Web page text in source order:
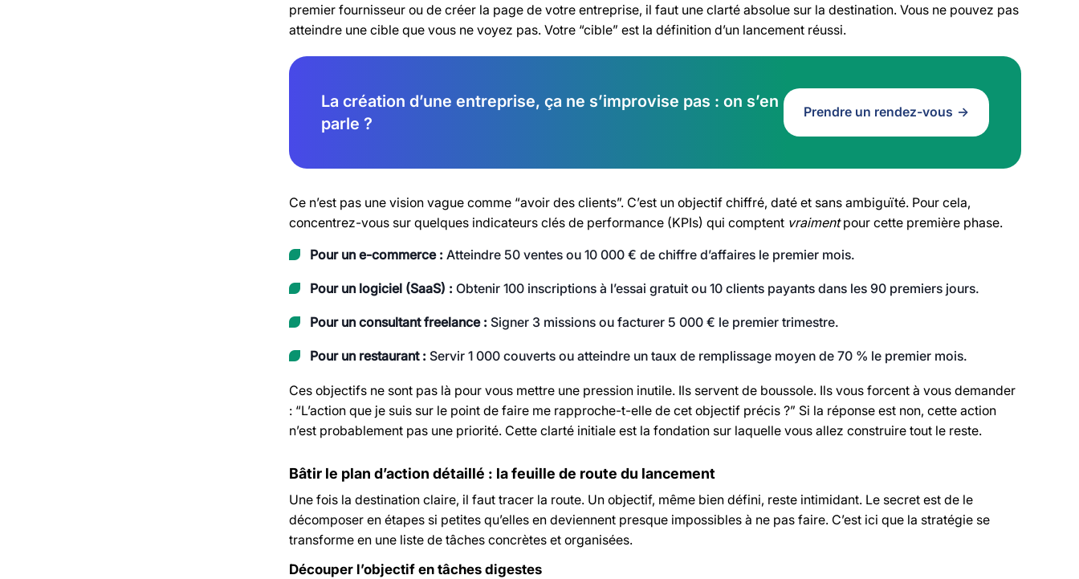
premier fournisseur ou de créer la page de votre entreprise, il faut une clarté absolue sur la destination. Vous ne pouvez pas
atteindre une cible que vous ne voyez pas. Votre “cible” est la définition d’un lancement réussi.
La création d’une entreprise, ça ne s’improvise pas : on s’en
parle ?
Prendre un rendez-vous
Ce n’est pas une vision vague comme “avoir des clients”. C’est un objectif chiffré, daté et sans ambiguïté. Pour cela,
concentrez-vous sur quelques indicateurs clés de performance (KPIs) qui comptent vraimentpour cette première phase.
Pour un e-commerce : Atteindre 50 ventes ou 10 000 € de chiffre d’affaires le premier mois.
Pour un logiciel (SaaS) : Obtenir 100 inscriptions à l’essai gratuit ou 10 clients payants dans les 90 premiers jours.
Pour un consultant freelance : Signer 3 missions ou facturer 5 000 € le premier trimestre.
Pour un restaurant : Servir 1 000 couverts ou atteindre un taux de remplissage moyen de 70 % le premier mois.
Ces objectifs ne sont pas là pour vous mettre une pression inutile. Ils servent de boussole. Ils vous forcent à vous demander
: “L’action que je suis sur le point de faire me rapproche-t-elle de cet objectif précis ?” Si la réponse est non, cette action
n’est probablement pas une priorité. Cette clarté initiale est la fondation sur laquelle vous allez construire tout le reste.
Bâtir le plan d’action détaillé : la feuille de route du lancement
Une fois la destination claire, il faut tracer la route. Un objectif, même bien défini, reste intimidant. Le secret est de le
décomposer en étapes si petites qu’elles en deviennent presque impossibles à ne pas faire. C’est ici que la stratégie se
transforme en une liste de tâches concrètes et organisées.
Découper l’objectif en tâches digestes